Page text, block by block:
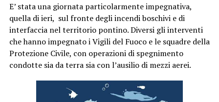
L’incontro con Giallini e Marazziti ha regalato al
pubblico momenti di confronto, ironia e spontaneità,
confermando lo spirito che caratterizza “Un Mare di
E’ stata una giornata particolarmente impegnativa,
quella di ieri, sul fronte degli incendi boschivi e di
interfaccia nel territorio pontino. Diversi gli interventi
che hanno impegnato i Vigili del Fuoco e le squadre della
Protezione Civile, con operazioni di spegnimento
condotte sia da terra sia con l’ausilio di mezzi aerei.